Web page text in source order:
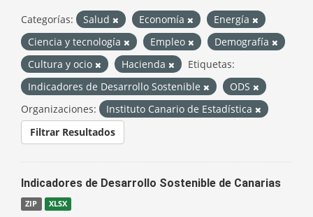
Categorías: Salud Economía
Energía
Ciencia y tecnología
Empleo
Demografía
Cultura y ocio
Hacienda
Etiquetas:
Indicadores de Desarrollo Sostenible
ODS
Organizaciones:
Instituto Canario de Estadística
Filtrar Resultados
Indicadores de Desarrollo Sostenible de Canarias
ZIP XLSX